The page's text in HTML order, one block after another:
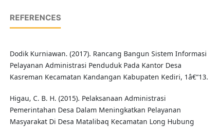
REFERENCES
Dodik Kurniawan. (2017). Rancang Bangun Sistem Informasi
Pelayanan Administrasi Penduduk Pada Kantor Desa
Kasreman Kecamatan Kandangan Kabupaten Kediri, 1â€“13.
Higau, C. B. H. (2015). Pelaksanaan Administrasi
Pemerintahan Desa Dalam Meningkatkan Pelayanan
Masyarakat Di Desa Matalibaq Kecamatan Long Hubung